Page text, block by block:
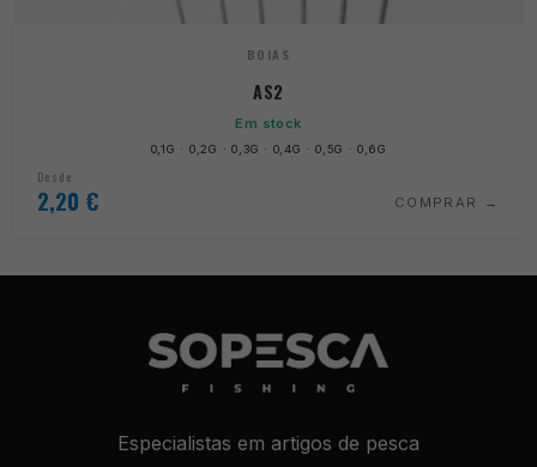
BOIAS
AS2
Em stock
0,1G · 0,2G · 0,3G · 0,4G · 0,5G · 0,6G
Desde
2,20 € COMPRAR
Especialistas em artigos de pesca
Necessários
para o
Para que
possamos